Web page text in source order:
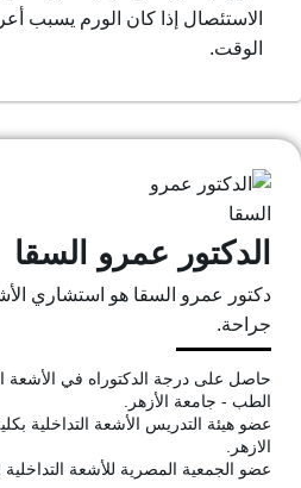
الاستئصال إذا كان الورم يسبب
الوقت.
الدكتور عمرو السقا
دكتور عمرو السقا هو استشاري
جراحة.
حاصل على درجة الدكتوراه في الأشعة
الطب - جامعة الأزهر.
عضو هيئة التدريس الأشعة التداخلية
الازهر.
عضو الجمعية المصرية للأشعة التداخلية EgSIR.